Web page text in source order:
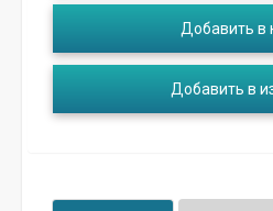
Добавить в
Добавить в